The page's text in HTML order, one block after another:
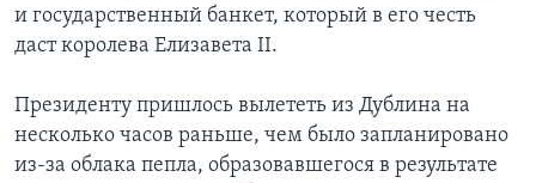
и государственный банкет, который в его честь
даст королева Елизавета II.
Президенту пришлось вылететь из Дублина на
несколько часов раньше, чем было запланировано
из-за облака пепла, образовавшегося в результате